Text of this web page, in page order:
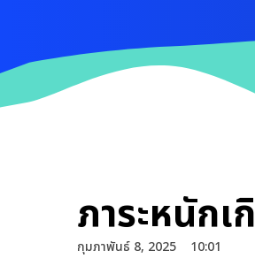
ภาระหนัก
กุมภาพันธ์ 8, 2025 10:01